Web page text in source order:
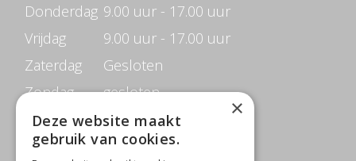
Donderdag 9.00 uur - 17.00 uur
Vrijdag
9.00 uur - 17.00 uur
Zaterdag
Gesloten
Zondag
gesloten
CONTACTGEGEVENS
×
Deze website maakt
gebruik van cookies.